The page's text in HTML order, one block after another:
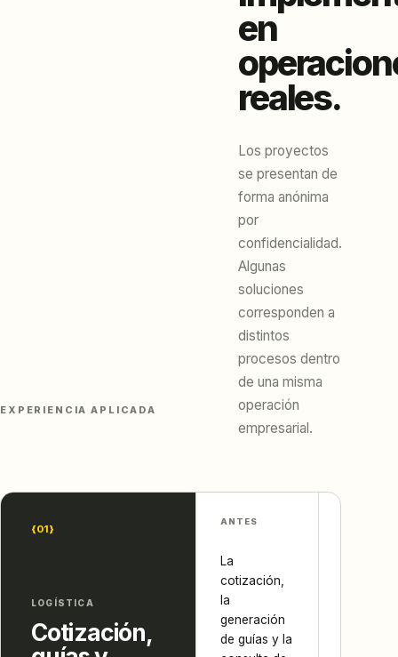
EXPERIENCIA APLICADA
en
reales.
Los proyectos
se presentan de
forma anónima
por
confidencialidad.
Algunas
soluciones
corresponden a
distintos
procesos dentro
de una misma
operación
empresarial.
{01}
LOGÍSTICA
Cotización,
ANTES
La
cotización,
la
generación
de guías y la